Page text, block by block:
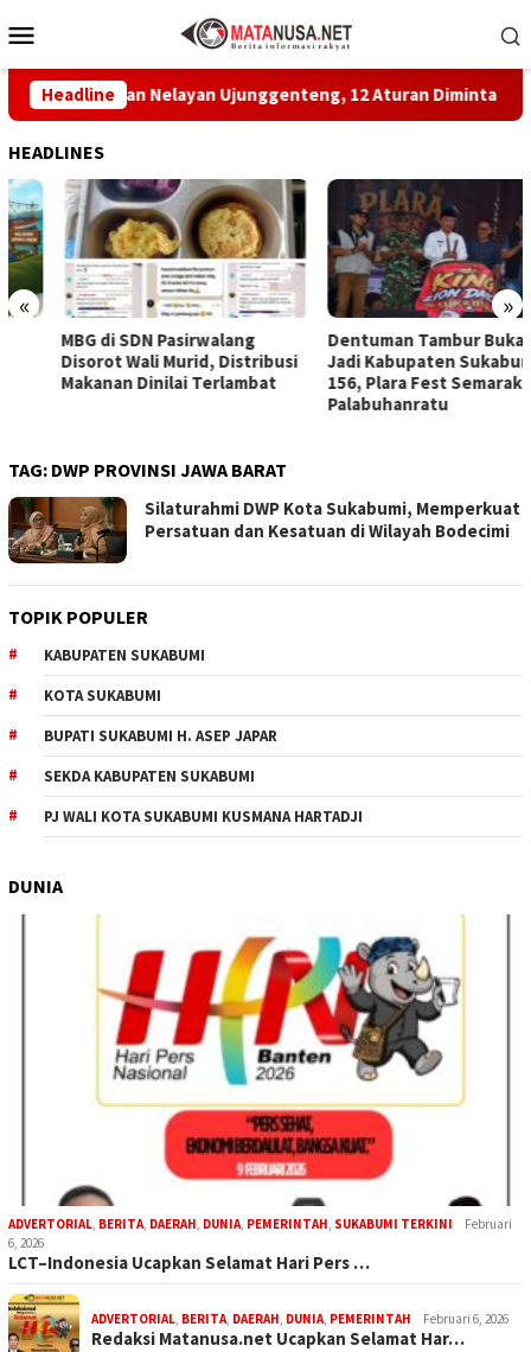
ke
Mobile
HeadlineNelayan Ujunggenteng, 12 Aturan Diminta Dipatuhi
HEADLINES
« »
MBG di SDN Pasirwalang
Disorot Wali Murid, Distribusi
Makanan Dinilai Terlambat
Dentuman Tambur Buka Hari
Jadi Kabupaten Sukabumi ke-
156, Plara Fest Semarakkan
Palabuhanratu
TAG: DWP PROVINSI JAWA BARAT
Silaturahmi DWP Kota Sukabumi, Memperkuat
Persatuan dan Kesatuan di Wilayah Bodecimi
TOPIK POPULER
KABUPATEN SUKABUMI
KOTA SUKABUMI
BUPATI SUKABUMI H. ASEP JAPAR
SEKDA KABUPATEN SUKABUMI
PJ WALI KOTA SUKABUMI KUSMANA HARTADJI
DUNIA
ADVERTORIAL, BERITA, DAERAH, DUNIA, PEMERINTAH, SUKABUMI TERKINI
Februari
6, 2026
LCT–Indonesia Ucapkan Selamat Hari Pers …
ADVERTORIAL, BERITA, DAERAH, DUNIA, PEMERINTAH Februari 6, 2026
Redaksi Matanusa.net Ucapkan Selamat Har…